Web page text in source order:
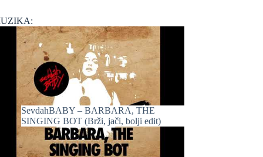
SevdahBABY – BARBARA, THE
SINGING BOT (Brži, jači, bolji edit)